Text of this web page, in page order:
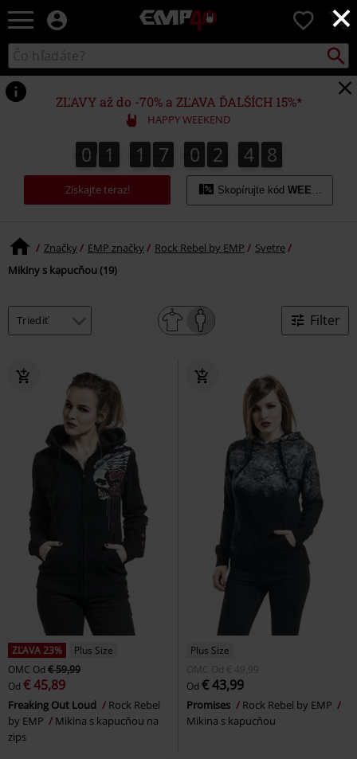
×
EMP
Hudba,
filmy
&
seriály,
Merch
pre
hráčov,
Alternatívna
móda
0
Katalóg
vyhľadávania
ZĽAVY až do -70% a ZĽAVA ĎALŠÍCH 15%*
HAPPY WEEKEND
0
0 1
1 1
1 7
7 0
0 2
2 4
5
4 7
8
7
9
8
Získajte teraz! Skopírujte kód WEEKEND
Značky EMP značky Rock Rebel by EMP
Svetre
Mikiny s kapucňou (19)
Filter
ZĽAVA 23%
Plus Size
OMC Od € 59,99
Od € 45,89
Freaking Out Loud
Rock Rebel
by EMP
Mikina s kapucňou na
zips
Plus Size
OMC Od € 49,99
Od € 43,99
Promises
Rock Rebel by EMP
Mikina s kapucňou